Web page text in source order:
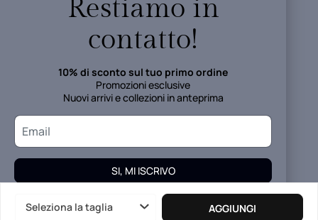
Seleziona la taglia AGGIUNGI
Restiamo in
contatto!
10% di sconto sul tuo primo ordine
Promozioni esclusive
Nuovi arrivi e collezioni in anteprima
SI, MI ISCRIVO
I tuoi dati verranno trattati in accordo alla
Privacy.